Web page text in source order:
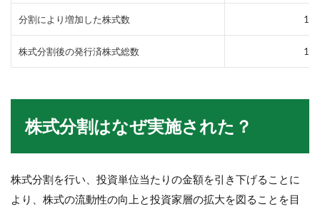
分割により増加した株式数
株式分割後の発行済株式総数
株式分割はなぜ実施された？
株式分割を行い、投資単位当たりの金額を引き下げることに
より、株式の流動性の向上と投資家層の拡大を図ることを目